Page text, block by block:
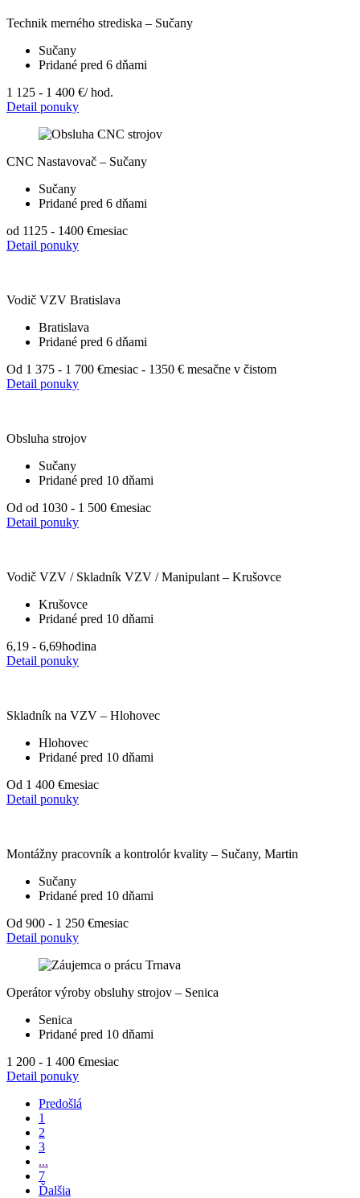
Technik merného strediska – Sučany
Sučany
Pridané pred 6 dňami
1 125 - 1 400 €/ hod.
Detail ponuky
CNC Nastavovač – Sučany
Sučany
Pridané pred 6 dňami
od 1125 - 1400 €mesiac
Detail ponuky
Vodič VZV Bratislava
Bratislava
Pridané pred 6 dňami
Od 1 375 - 1 700 €mesiac - 1350 € mesačne v čistom
Detail ponuky
Obsluha strojov
Sučany
Pridané pred 10 dňami
Od od 1030 - 1 500 €mesiac
Detail ponuky
Vodič VZV / Skladník VZV / Manipulant – Krušovce
Krušovce
Pridané pred 10 dňami
6,19 - 6,69hodina
Detail ponuky
Skladník na VZV – Hlohovec
Hlohovec
Pridané pred 10 dňami
Od 1 400 €mesiac
Detail ponuky
Montážny pracovník a kontrolór kvality – Sučany, Martin
Sučany
Pridané pred 10 dňami
Od 900 - 1 250 €mesiac
Detail ponuky
Operátor výroby obsluhy strojov – Senica
Senica
Pridané pred 10 dňami
1 200 - 1 400 €mesiac
Detail ponuky
Predošlá
1
2
3
...
7
Ďalšia